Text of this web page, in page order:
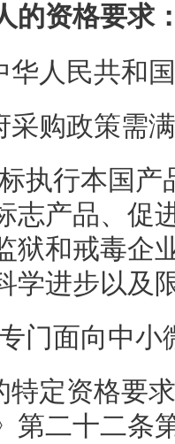
的资格要求
华人民共和
采购政策需
执行本国
志产品、促
狱和戒毒企
学进步以及
门面向中小
特定资格要
第二十二条